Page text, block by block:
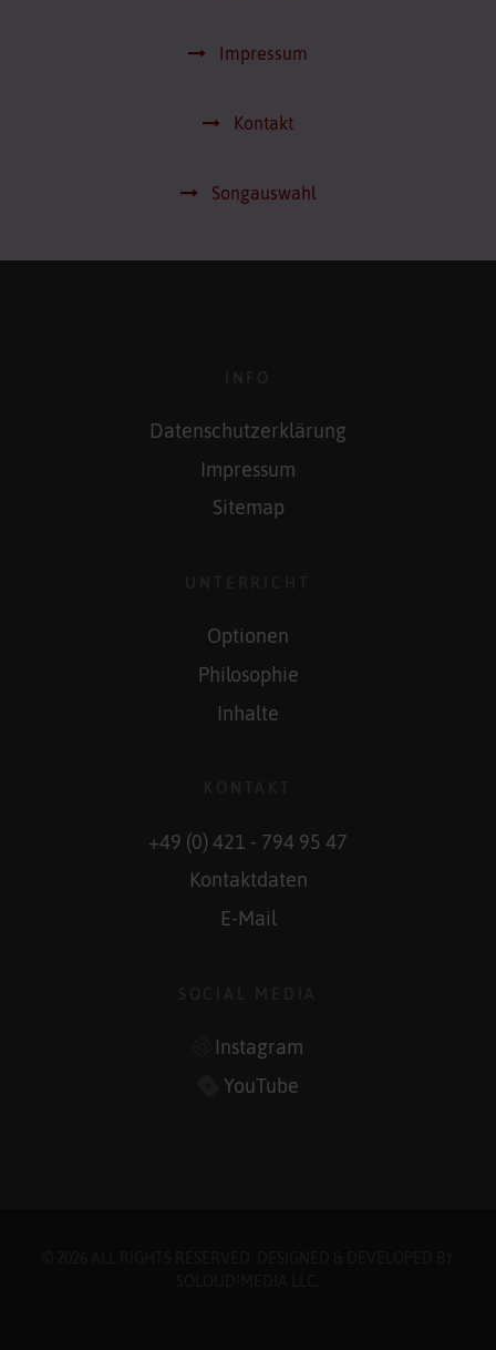
Impressum
Kontakt
Songauswahl
Datenschutzerklärung
Impressum
Sitemap
Optionen
Philosophie
Inhalte
+49 (0) 421 - 794 95 47
Kontaktdaten
E-Mail
Instagram
YouTube